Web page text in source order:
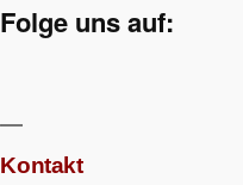
Folge uns auf:
Kontakt